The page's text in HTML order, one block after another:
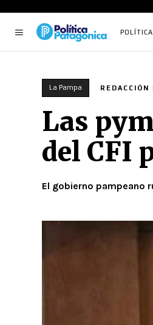
POLÍTICA
La Pampa REDACCIÓN
Las
del CFI
El gobierno pampeano